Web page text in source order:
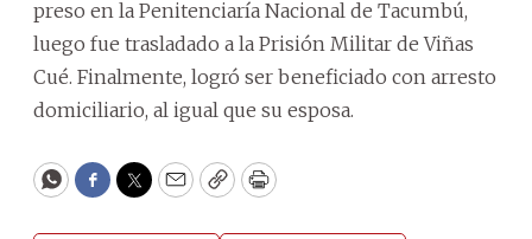
preso en la Penitenciaría Nacional de Tacumbú,
luego fue trasladado a la Prisión Militar de Viñas
Cué. Finalmente, logró ser beneficiado con arresto
domiciliario, al igual que su esposa.
WhatsApp
Facebook
Twitter
EmailCopyPrint